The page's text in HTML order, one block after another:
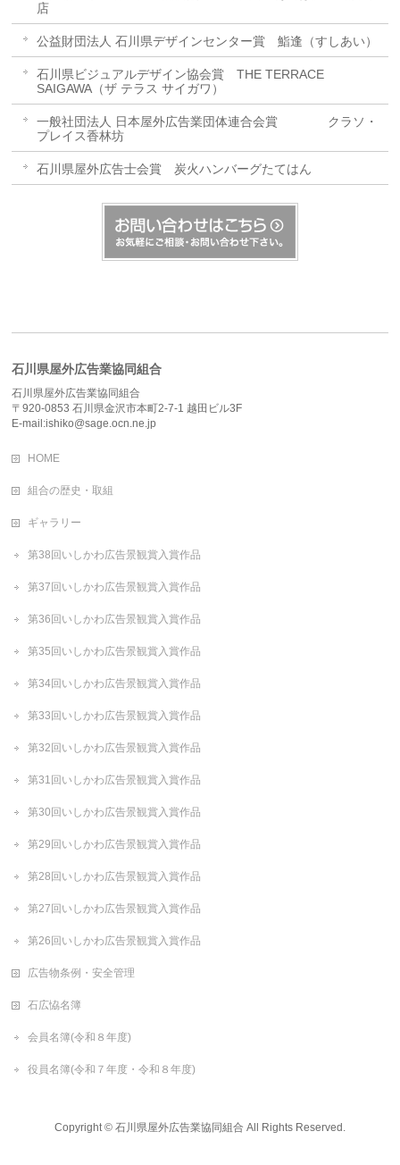
店
公益財団法人 石川県デザインセンター賞 鮨逢（すしあい）
石川県ビジュアルデザイン協会賞 THE TERRACE
SAIGAWA（ザ テラス サイガワ）
一般社団法人 日本屋外広告業団体連合会賞 クラソ・
プレイス香林坊
石川県屋外広告士会賞 炭火ハンバーグたてはん
石川県屋外広告業協同組合
石川県屋外広告業協同組合
〒920-0853 石川県金沢市本町2-7-1 越田ビル3F
E-mail:ishiko@sage.ocn.ne.jp
HOME
組合の歴史・取組
ギャラリー
第38回いしかわ広告景観賞入賞作品
第37回いしかわ広告景観賞入賞作品
第36回いしかわ広告景観賞入賞作品
第35回いしかわ広告景観賞入賞作品
第34回いしかわ広告景観賞入賞作品
第33回いしかわ広告景観賞入賞作品
第32回いしかわ広告景観賞入賞作品
第31回いしかわ広告景観賞入賞作品
第30回いしかわ広告景観賞入賞作品
第29回いしかわ広告景観賞入賞作品
第28回いしかわ広告景観賞入賞作品
第27回いしかわ広告景観賞入賞作品
第26回いしかわ広告景観賞入賞作品
広告物条例・安全管理
石広恊名簿
会員名簿(令和８年度)
役員名簿(令和７年度・令和８年度)
Copyright © 石川県屋外広告業協同組合 All Rights Reserved.